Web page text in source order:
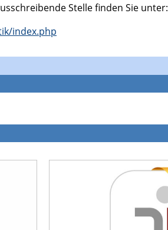
Stelle finden Sie unter:
index.php